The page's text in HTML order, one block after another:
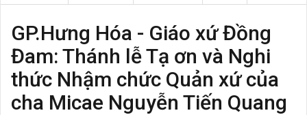
GP.Hưng Hóa - Giáo xứ Đồng
Đam: Thánh lễ Tạ ơn và Nghi
thức Nhậm chức Quản xứ của
cha Micae Nguyễn Tiến Quang